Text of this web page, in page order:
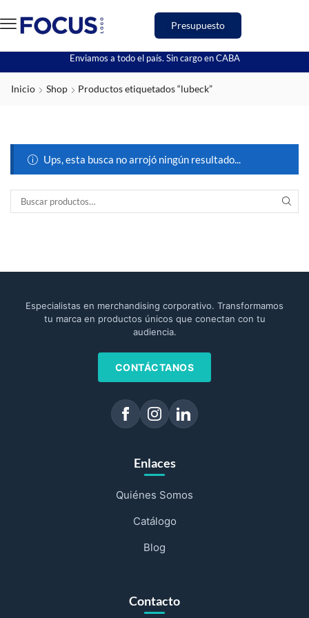
Presupuesto
Enviamos a todo el país. Sin cargo en CABA
Inicio Shop Productos etiquetados “lubeck”
Ups, esta busca no arrojó ningún resultado...
Especialistas en merchandising corporativo. Transformamos
tu marca en productos únicos que conectan con tu
audiencia.
CONTÁCTANOS
Enlaces
Quiénes Somos
Catálogo
Blog
Contacto